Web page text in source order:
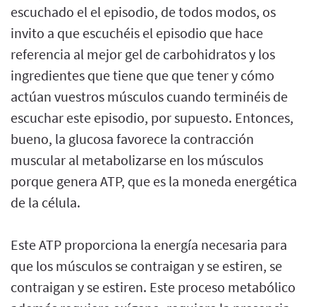
escuchado el el episodio, de todos modos, os
invito a que escuchéis el episodio que hace
referencia al mejor gel de carbohidratos y los
ingredientes que tiene que que tener y cómo
actúan vuestros músculos cuando terminéis de
escuchar este episodio, por supuesto. Entonces,
bueno, la glucosa favorece la contracción
muscular al metabolizarse en los músculos
porque genera ATP, que es la moneda energética
de la célula.
Este ATP proporciona la energía necesaria para
que los músculos se contraigan y se estiren, se
contraigan y se estiren. Este proceso metabólico